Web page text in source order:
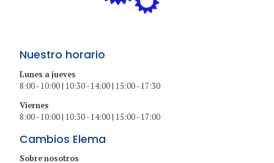
Nuestro horario
Lunes a jueves
8:00 - 10:00 | 10:30 - 14:00 | 15:00 - 17:30
Viernes
8:00 - 10:00 | 10:30 - 14:00 | 15:00 - 17:00
Cambios Elema
Sobre nosotros